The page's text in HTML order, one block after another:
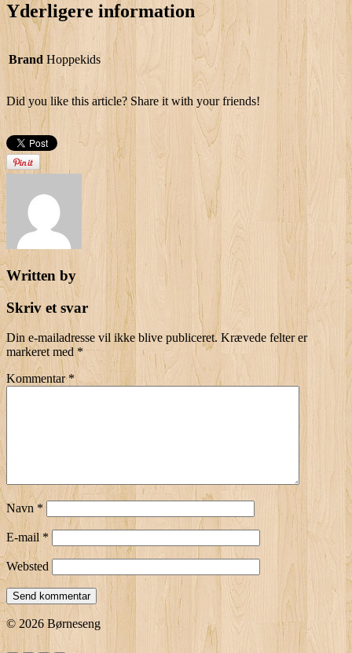
Yderligere information
Brand Hoppekids
Did you like this article? Share it with your friends!
Written by
Skriv et svar
Din e-mailadresse vil ikke blive publiceret. Krævede felter er
markeret med *
Kommentar*
Navn*
E-mail *
Websted
© 2026 Børneseng